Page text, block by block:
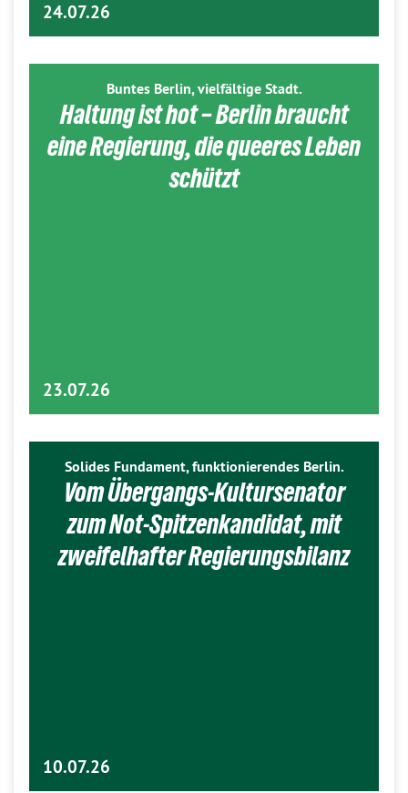
24.07.26
Buntes Berlin, vielfältige Stadt.
Haltung ist hot – Berlin braucht
eine Regierung, die queeres Leben
schützt
23.07.26
Solides Fundament, funktionierendes Berlin.
Vom Übergangs-Kultursenator
zum Not-Spitzenkandidat, mit
zweifelhafter Regierungsbilanz
10.07.26